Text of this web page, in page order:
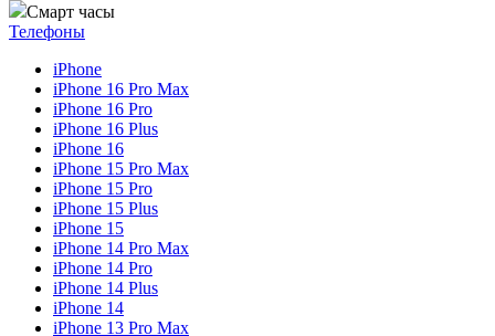
Смарт часы
Телефоны
iPhone
iPhone 16 Pro Max
iPhone 16 Pro
iPhone 16 Plus
iPhone 16
iPhone 15 Pro Max
iPhone 15 Pro
iPhone 15 Plus
iPhone 15
iPhone 14 Pro Max
iPhone 14 Pro
iPhone 14 Plus
iPhone 14
iPhone 13 Pro Max